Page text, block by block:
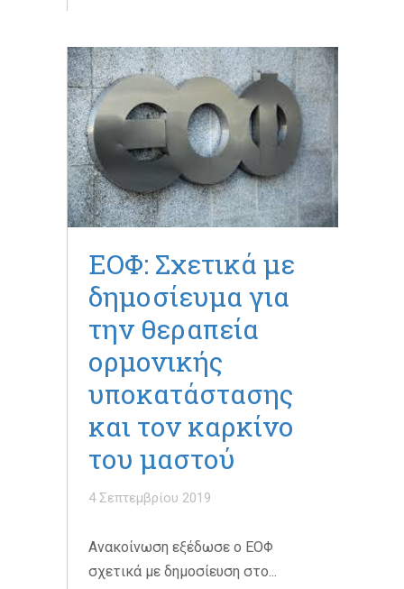
ΕΟΦ: Σχετικά με
δημοσίευμα για
την θεραπεία
ορμονικής
υποκατάστασης
και τον καρκίνο
του μαστού
4 Σεπτεμβρίου 2019
Ανακοίνωση εξέδωσε ο ΕΟΦ
σχετικά με δημοσίευση στο...